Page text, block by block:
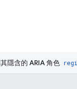
隱含的 ARIA 角色